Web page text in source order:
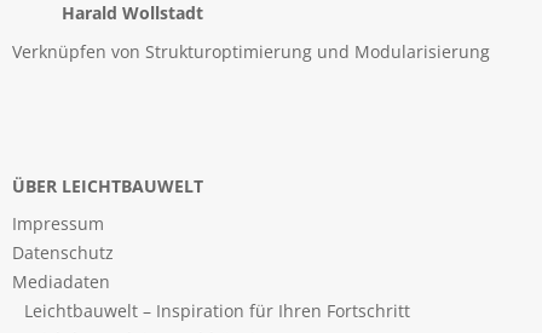
Harald Wollstadt
Verknüpfen von Strukturoptimierung und Modularisierung
ÜBER LEICHTBAUWELT
Impressum
Datenschutz
Mediadaten
Leichtbauwelt – Inspiration für Ihren Fortschritt